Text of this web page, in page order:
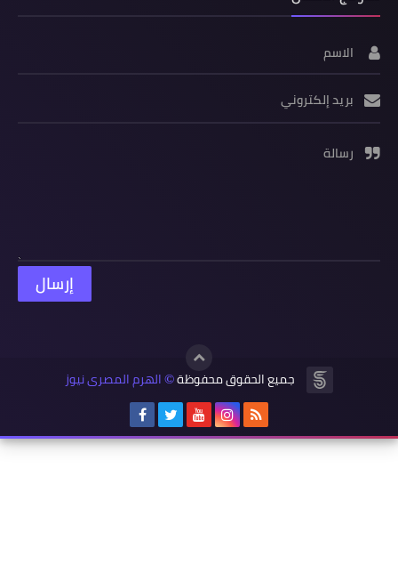
الاسم
بريد إلكتروني
رسالة
جميع الحقوق محفوظة© الهرم المصرى نيوز